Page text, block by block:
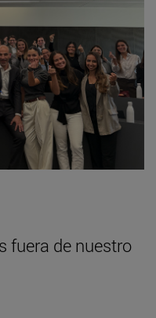
fuera de nuestro